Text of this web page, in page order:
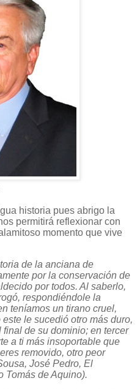
historia pues abrigo la
permitirá reflexionar con
momento que vive
de la anciana de
por la conservación de
por todos. Al saberlo,
respondiéndole la
teníamos un tirano cruel,
le sucedió otro más duro,
de su dominio; en tercer
a ti más insoportable que
removido, otro peor
José Pedro, El
Tomás de Aquino).